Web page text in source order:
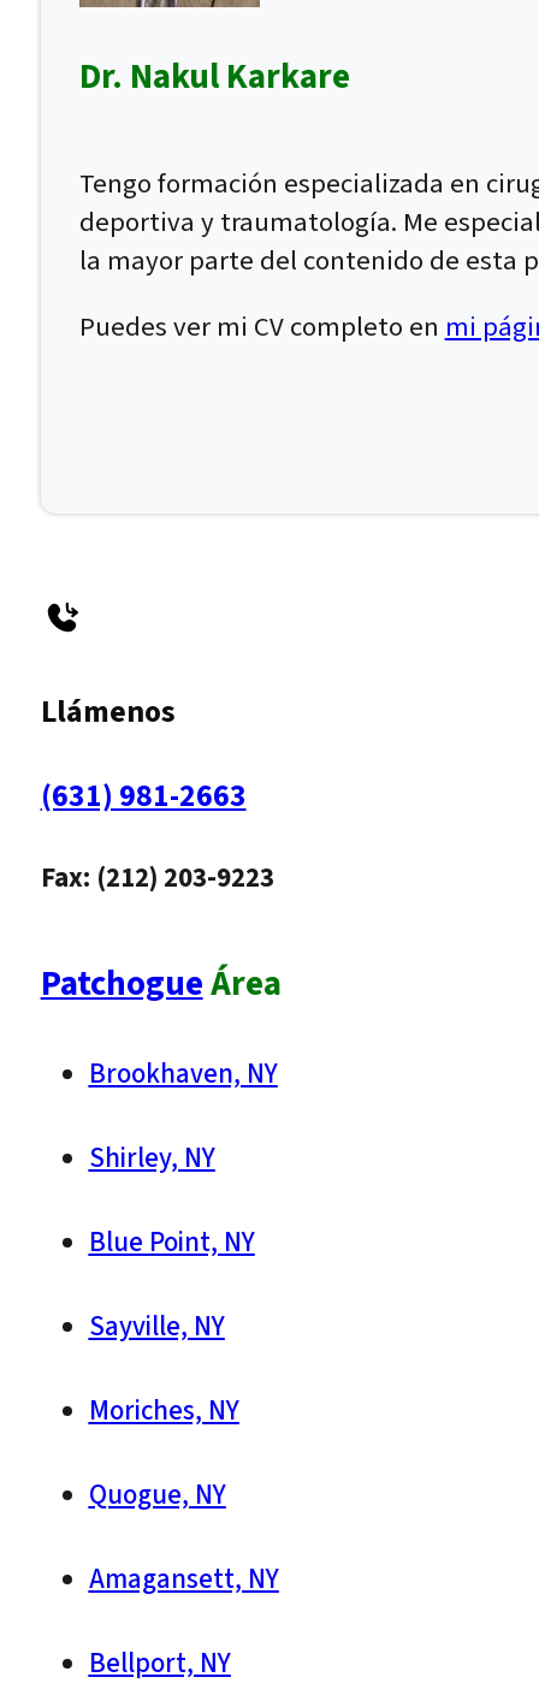
Dr. Nakul Karkare
Tengo formación especializada en
deportiva y traumatología. Me
la mayor parte del contenido de esta
Puedes ver mi CV completo en mi
Llámenos
(631) 981-2663
Fax: (212) 203-9223
PatchogueÁrea
Brookhaven, NY
Shirley, NY
Blue Point, NY
Sayville, NY
Moriches, NY
Quogue, NY
Amagansett, NY
Bellport, NY